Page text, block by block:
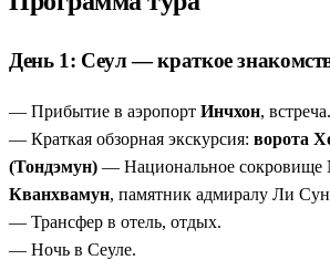
4 объекта ЮНЕСКО
храма Пульгукса, грота Соккурам и
острова Чеджу, включенных в
наследия.
Уникальный опыт Temple Life—
монастыре Кымсонса с чайной
вегетарианской трапезой и
в буддийскую культуру Кореи.
Гибкость программы
День 1: Сеул — краткое
— Прибытие в аэропорт Инчхон, встреча.
— Краткая обзорная экскурсия: ворота
(Тондэмун) — Национальное сокровище
Кванхвамун, памятник адмиралу Ли
— Трансфер в отель, отдых.
— Ночь в Сеуле.